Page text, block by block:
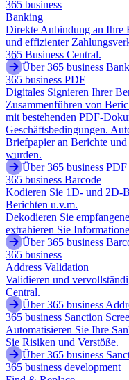
365 business
Banking
Direkte Anbindung an Ihre
und effizienter
365 Business Central.
Über 365 business
365 business PDF
Digitales Signieren Ihrer
Zusammenführen von
mit bestehenden PDF-
Geschäftsbedingungen.
Briefpapier an Berichte
wurden.
Über 365 business PDF
365 business Barcode
Kodieren Sie 1D- und 2D-
Berichten u.v.m.
Dekodieren Sie
extrahieren Sie
Über 365 business
365 business
Address Validation
Validieren und
Central.
Über 365 business
365 business Sanction
Automatisieren Sie Ihre
Sie Risiken und Verstöße.
Über 365 business
365 business development